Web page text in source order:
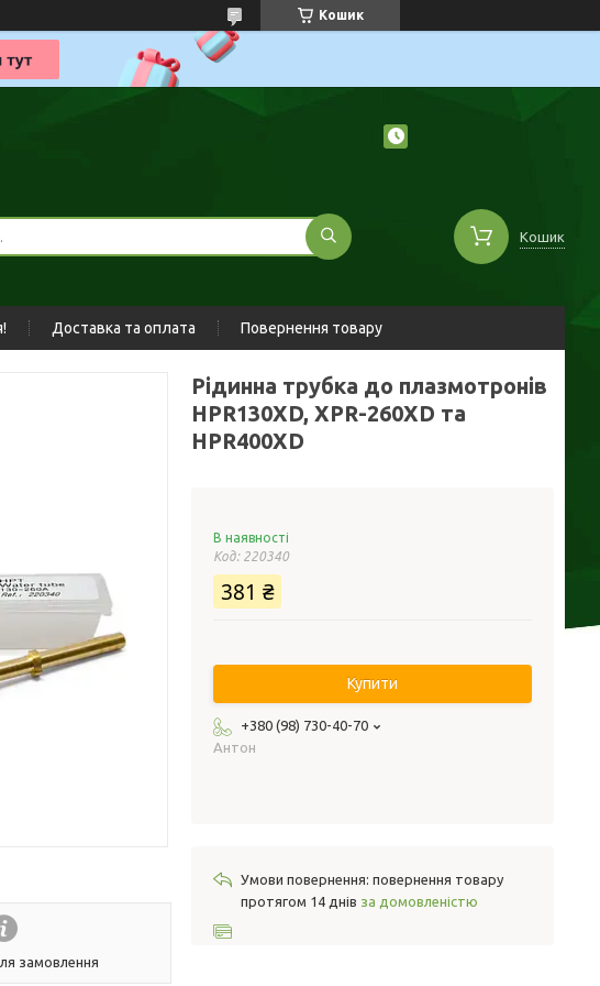
Кошик
Кошик
Доставка та оплата Повернення товару
замовлення
Рідинна трубка до плазмотронів
HPR130XD, XPR-260XD та
HPR400XD
В наявності
Код: 220340
381 ₴
Купити
+380 (98) 730-40-70
Антон
повернення товару
протягом 14 днів за домовленістю